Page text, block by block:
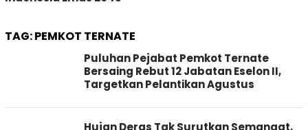
TAG:PEMKOT TERNATE
Puluhan Pejabat Pemkot Ternate
Bersaing Rebut 12 Jabatan Eselon II,
Targetkan Pelantikan Agustus
Hujan Deras Tak Surutkan Semangat,